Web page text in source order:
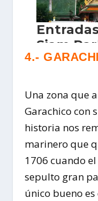
4.-
Una zona que
Garachico con
historia nos
marinero que
1706 cuando
sepulto gran
único bueno